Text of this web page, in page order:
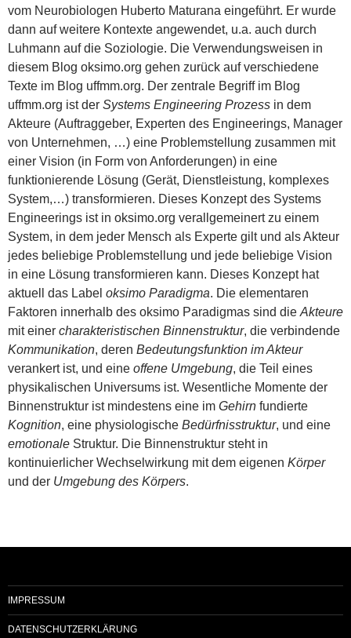
vom Neurobiologen Huberto Maturana eingeführt. Er wurde
dann auf weitere Kontexte angewendet, u.a. auch durch
Luhmann auf die Soziologie. Die Verwendungsweisen in
diesem Blog oksimo.org gehen zurück auf verschiedene
Texte im Blog uffmm.org. Der zentrale Begriff im Blog
uffmm.org ist der Systems Engineering Prozess in dem
Akteure (Auftraggeber, Experten des Engineerings, Manager
von Unternehmen, …) eine Problemstellung zusammen mit
einer Vision (in Form von Anforderungen) in eine
funktionierende Lösung (Gerät, Dienstleistung, komplexes
System,…) transformieren. Dieses Konzept des Systems
Engineerings ist in oksimo.org verallgemeinert zu einem
System, in dem jeder Mensch als Experte gilt und als Akteur
jedes beliebige Problemstellung und jede beliebige Vision
in eine Lösung transformieren kann. Dieses Konzept hat
aktuell das Label oksimo Paradigma. Die elementaren
Faktoren innerhalb des oksimo Paradigmas sind die Akteure
mit einer charakteristischen Binnenstruktur, die verbindende
Kommunikation, deren Bedeutungsfunktion im Akteur
verankert ist, und eine offene Umgebung, die Teil eines
physikalischen Universums ist. Wesentliche Momente der
Binnenstruktur ist mindestens eine im Gehirn fundierte
Kognition, eine physiologische Bedürfnisstruktur, und eine
emotionale Struktur. Die Binnenstruktur steht in
kontinuierlicher Wechselwirkung mit dem eigenen Körper
und der Umgebung des Körpers.
IMPRESSUM
DATENSCHUTZERKLÄRUNG